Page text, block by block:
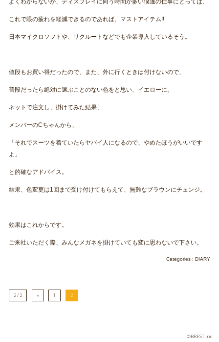
これで眼の疲れを軽減できるのであれば、マストアイテム!!
日本マイクロソフトや、リクルートなどでも企業導入しているそう。
値段もお買い得だったので、また、外に行くときは付けないので、
普段だったら絶対に選ぶことのない色をと思い、イエローに。
ネットで注文し、掛けてみた結果、
メンバーのCちゃんから、
「それでスーツを着ていたらヤバイ人になるので、やめたほうがいいです
よ」
と的確なアドバイス。
結果、色変更は1回まで受け付けてもらえて、無難なブラウンにチェンジ。
効果はこれからです。
ご来社いただく際、みんなメガネを掛けていても変に思わないで下さい。
Categories : DIARY
2 / 2 « 1 2
©BREST Inc.